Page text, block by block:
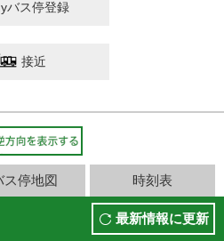
バス停登録
接近
ス停地図 時刻表
最新情報に更新